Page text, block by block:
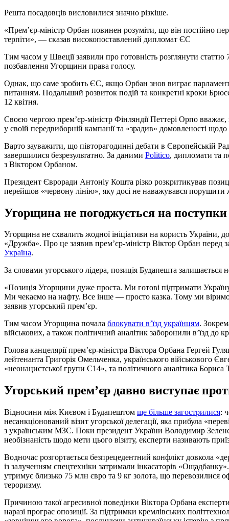
Решта посадовців висловилися значно різкіше.
«Прем’єр-міністр Орбан повинен розуміти, що він постійно
терпіти», — сказав високопоставлений дипломат ЄС
Тим часом у Швеції заявили про готовність розглянути
позбавлення Угорщини права голосу.
Однак, що саме зробить ЄС, якщо Орбан знов виграє
питанням. Подальший розвиток подій та конкретні кроки
12 квітня.
Своєю чергою прем’єр-міністр Фінляндії Петтері Орпо
у своїй передвиборній кампанії та «зрадив» домовленості щодо
Варто зауважити, що півторагодинні дебати в Європейській
завершилися безрезультатно. За даними Politico, дипломати та
з Віктором Орбаном.
Президент Євроради Антоніу Кошта різко розкритикував
перейшов «червону лінію», яку досі не наважувався
Угорщина не погоджується на поступки
Угорщина не схвалить жодної ініціативи на користь України,
«Дружба». Про це заявив прем’єр-міністр Віктор Орбан перед
Україна.
За словами угорського лідера, позиція Будапешта залишається
«Позиція Угорщини дуже проста. Ми готові підтримати
Ми чекаємо на нафту. Все інше — просто казка. Тому ми
заявив угорський прем’єр.
Тим часом Угорщина почала блокувати в’їзд українцям.
військових, а також політичний аналітик заборонили в’їзд до
Голова канцелярії прем’єр-міністра Віктора Орбана Гергей
лейтенанта Григорія Омельченка, українського військового
«неонацистської групи C14», та політичного аналітика Бориса
Угорський прем’єр давно виступає
Відносини між Києвом і Будапештом ще більше загострилися:
несанкціонований візит угорської делегації, яка прибула
з українським МЗС. Поки президент України Володимир
необізнаність щодо мети цього візиту, експерти називають
Водночас розгортається безпрецедентний конфлікт довкола
із залученням спецтехніки затримали інкасаторів
утримує близько 75 млн євро та 9 кг золота, що перевозилися
тероризму.
Причиною такої агресивної поведінки Віктора Орбана
наразі програє опозиції. За підтримки кремлівських